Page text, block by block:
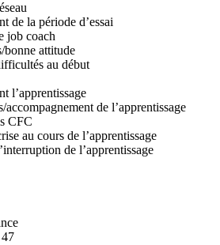
de la période d’essai
job coach
bonne attitude
au début
l’apprentissage
de l’apprentissage
CFC
au cours de l’apprentissage
de l’apprentissage